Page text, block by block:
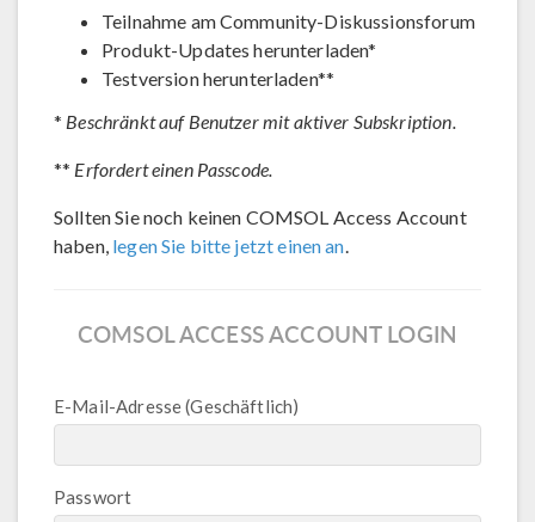
Teilnahme am Community-Diskussionsforum
Produkt-Updates herunterladen*
Testversion herunterladen**
* Beschränkt auf Benutzer mit aktiver Subskription.
** Erfordert einen Passcode.
Sollten Sie noch keinen COMSOL Access Account
haben, legen Sie bitte jetzt einen an.
COMSOL ACCESS ACCOUNT LOGIN
E-Mail-Adresse (Geschäftlich)
Passwort